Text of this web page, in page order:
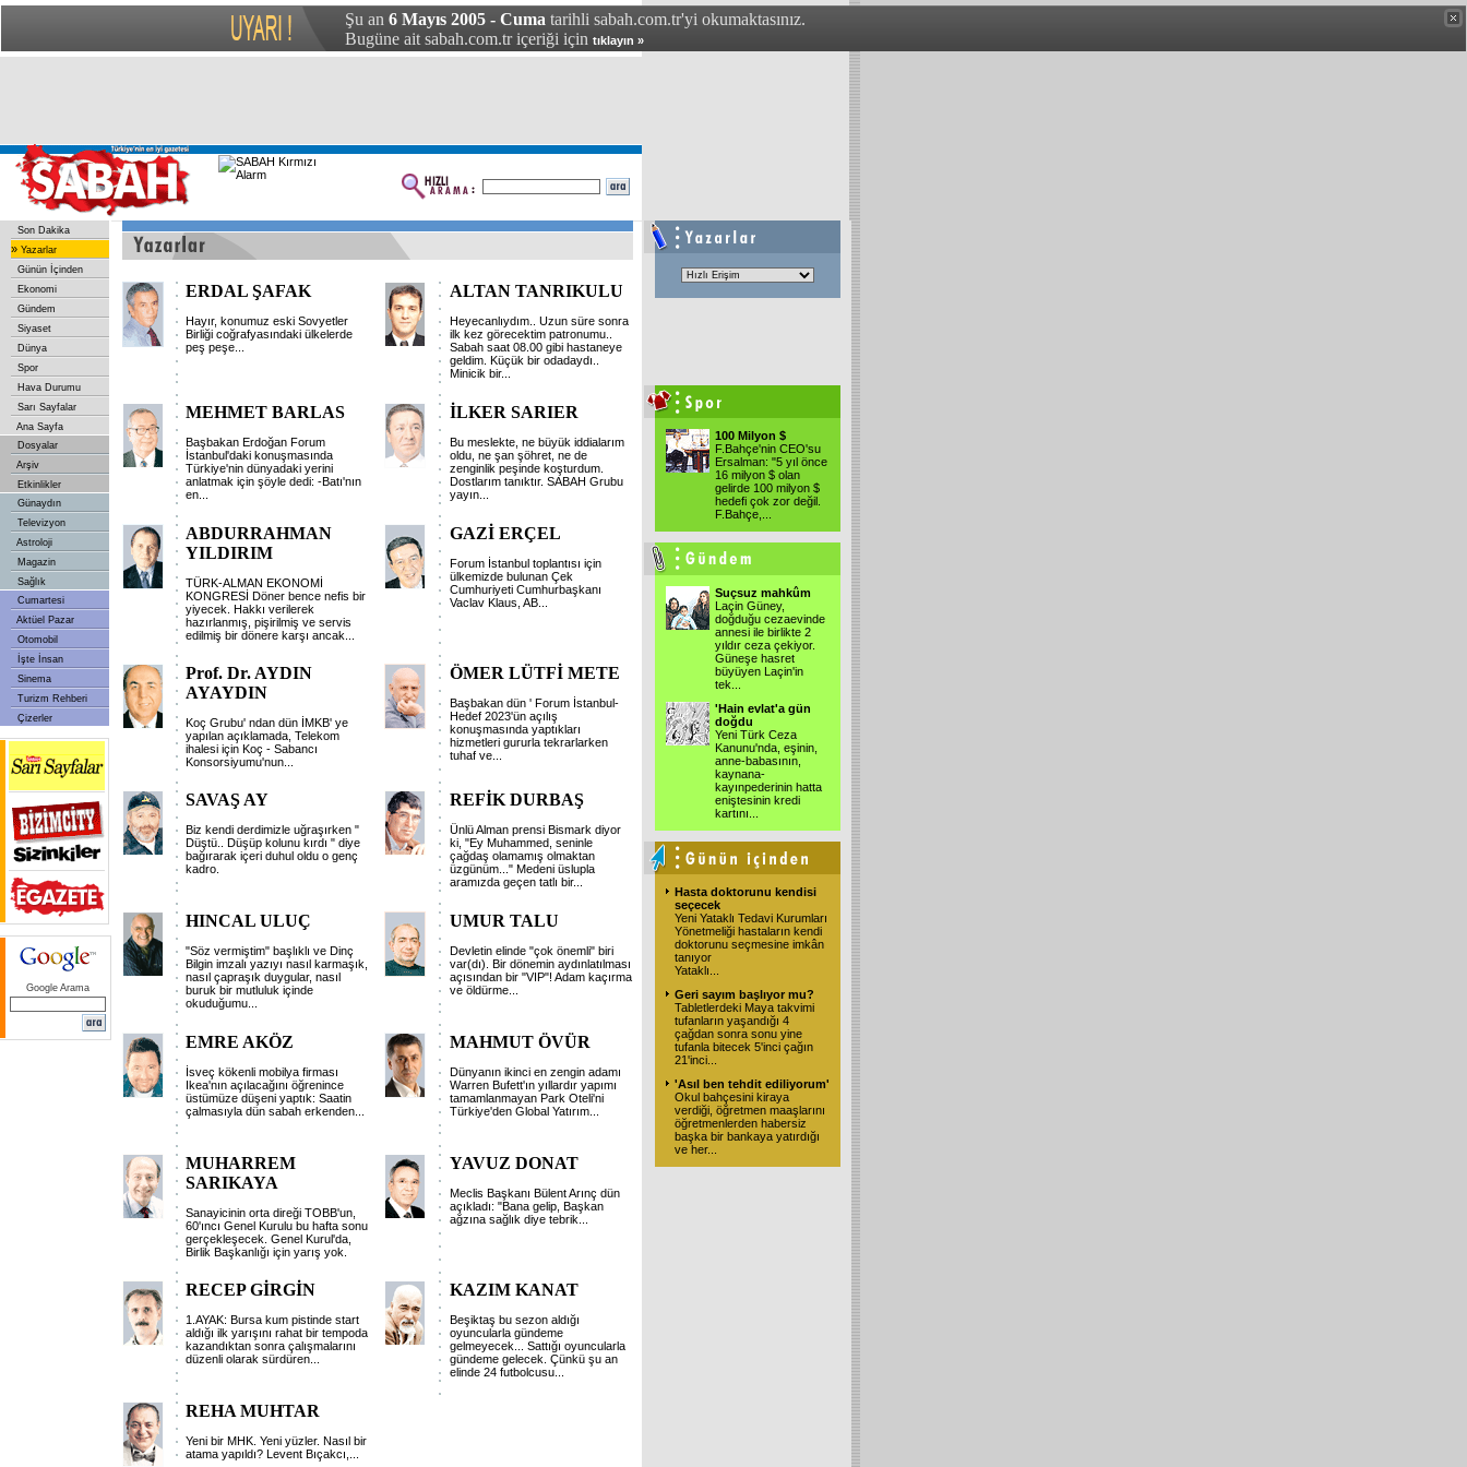
Şu an 6 Mayıs 2005 - Cuma tarihli sabah.com.tr'yi okumaktasınız.
Bugüne ait sabah.com.tr içeriği için tıklayın »
Son Dakika
» Yazarlar
Günün İçinden
Ekonomi
Gündem
Siyaset
Dünya
Spor
Hava Durumu
Sarı Sayfalar
Ana Sayfa
Dosyalar
Arşiv
Etkinlikler
Günaydın
Televizyon
Astroloji
Magazin
Sağlık
Cumartesi
Aktüel Pazar
Otomobil
İşte İnsan
Sinema
Turizm Rehberi
Çizerler
Google Arama
ERDAL ŞAFAK
Hayır, konumuz eski Sovyetler
Birliği coğrafyasındaki ülkelerde
peş peşe...
ALTAN TANRIKULU
Heyecanlıydım.. Uzun süre sonra
ilk kez görecektim patronumu..
Sabah saat 08.00 gibi hastaneye
geldim. Küçük bir odadaydı..
Minicik bir...
MEHMET BARLAS
Başbakan Erdoğan Forum
İstanbul'daki konuşmasında
Türkiye'nin dünyadaki yerini
anlatmak için şöyle dedi: -Batı'nın
en...
İLKER SARIER
Bu meslekte, ne büyük iddialarım
oldu, ne şan şöhret, ne de
zenginlik peşinde koşturdum.
Dostlarım tanıktır. SABAH Grubu
yayın...
ABDURRAHMAN
YILDIRIM
TÜRK-ALMAN EKONOMİ
KONGRESİ Döner bence nefis bir
yiyecek. Hakkı verilerek
hazırlanmış, pişirilmiş ve servis
edilmiş bir dönere karşı ancak...
GAZİ ERÇEL
Forum İstanbul toplantısı için
ülkemizde bulunan Çek
Cumhuriyeti Cumhurbaşkanı
Vaclav Klaus, AB...
Prof. Dr. AYDIN
AYAYDIN
Koç Grubu' ndan dün İMKB' ye
yapılan açıklamada, Telekom
ihalesi için Koç - Sabancı
Konsorsiyumu'nun...
ÖMER LÜTFİ METE
Başbakan dün ' Forum İstanbul-
Hedef 2023'ün açılış
konuşmasında yaptıkları
hizmetleri gururla tekrarlarken
tuhaf ve...
SAVAŞ AY
Biz kendi derdimizle uğraşırken "
Düştü.. Düşüp kolunu kırdı " diye
bağırarak içeri duhul oldu o genç
kadro.
REFİK DURBAŞ
Ünlü Alman prensi Bismark diyor
ki, "Ey Muhammed, seninle
çağdaş olamamış olmaktan
üzgünüm..." Medeni üslupla
aramızda geçen tatlı bir...
HINCAL ULUÇ
"Söz vermiştim" başlıklı ve Dinç
Bilgin imzalı yazıyı nasıl karmaşık,
nasıl çapraşık duygular, nasıl
buruk bir mutluluk içinde
okuduğumu...
UMUR TALU
Devletin elinde "çok önemli" biri
var(dı). Bir dönemin aydınlatılması
açısından bir "VIP"! Adam kaçırma
ve öldürme...
EMRE AKÖZ
İsveç kökenli mobilya firması
Ikea'nın açılacağını öğrenince
üstümüze düşeni yaptık: Saatin
çalmasıyla dün sabah erkenden...
MAHMUT ÖVÜR
Dünyanın ikinci en zengin adamı
Warren Bufett'ın yıllardır yapımı
tamamlanmayan Park Oteli'ni
Türkiye'den Global Yatırım...
MUHARREM
SARIKAYA
Sanayicinin orta direği TOBB'un,
60'ıncı Genel Kurulu bu hafta sonu
gerçekleşecek. Genel Kurul'da,
Birlik Başkanlığı için yarış yok.
YAVUZ DONAT
Meclis Başkanı Bülent Arınç dün
açıkladı: "Bana gelip, Başkan
ağzına sağlık diye tebrik...
RECEP GİRGİN
1.AYAK: Bursa kum pistinde start
aldığı ilk yarışını rahat bir tempoda
kazandıktan sonra çalışmalarını
düzenli olarak sürdüren...
KAZIM KANAT
Beşiktaş bu sezon aldığı
oyuncularla gündeme
gelmeyecek... Sattığı oyuncularla
gündeme gelecek. Çünkü şu an
elinde 24 futbolcusu...
REHA MUHTAR
Yeni bir MHK. Yeni yüzler. Nasıl bir
atama yapıldı? Levent Bıçakcı,...
100 Milyon $
F.Bahçe'nin CEO'su
Ersalman: "5 yıl önce
16 milyon $ olan
gelirde 100 milyon $
hedefi çok zor değil.
F.Bahçe,...
Suçsuz mahkûm
Laçin Güney,
doğduğu cezaevinde
annesi ile birlikte 2
yıldır ceza çekiyor.
Güneşe hasret
büyüyen Laçin'in
tek...
'Hain evlat'a gün
doğdu
Yeni Türk Ceza
Kanunu'nda, eşinin,
anne-babasının,
kaynana-
kayınpederinin hatta
eniştesinin kredi
kartını...
Hasta doktorunu kendisi
seçecek
Yeni Yataklı Tedavi Kurumları
Yönetmeliği hastaların kendi
doktorunu seçmesine imkân
tanıyor
Yataklı...
Geri sayım başlıyor mu?
Tabletlerdeki Maya takvimi
tufanların yaşandığı 4
çağdan sonra sonu yine
tufanla bitecek 5'inci çağın
21'inci...
'Asıl ben tehdit ediliyorum'
Okul bahçesini kiraya
verdiği, öğretmen maaşlarını
öğretmenlerden habersiz
başka bir bankaya yatırdığı
ve her...